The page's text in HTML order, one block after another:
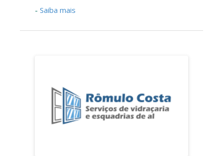
- Saiba mais